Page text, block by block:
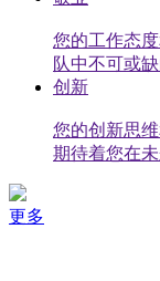
您的工作态
队中不可或缺
创新
您的创新思
期待着您在
更多